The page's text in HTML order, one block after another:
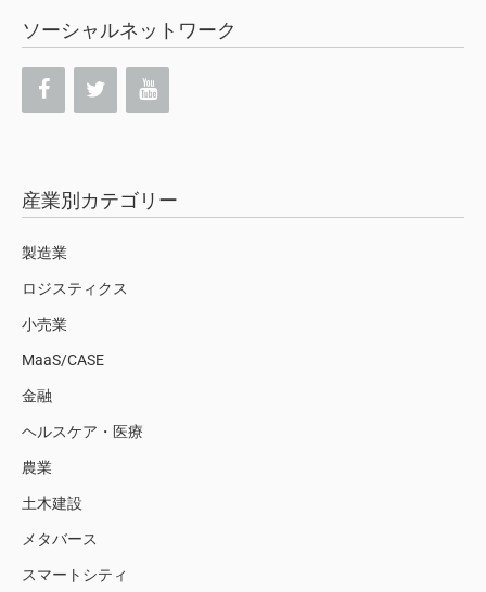
ソーシャルネットワーク
産業別カテゴリー
製造業
ロジスティクス
小売業
MaaS/CASE
金融
ヘルスケア・医療
農業
土木建設
メタバース
スマートシティ